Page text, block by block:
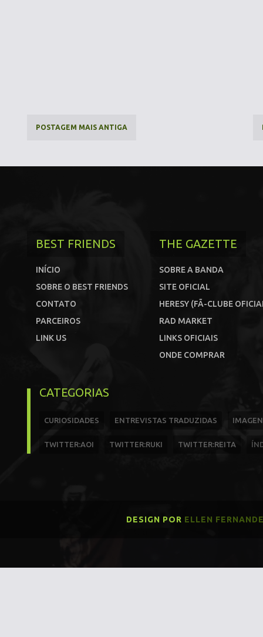
POSTAGEM MAIS ANTIGA
BEST FRIENDS
INÍCIO
SOBRE O BEST FRIENDS
CONTATO
PARCEIROS
LINK US
THE GAZETTE
SOBRE A BANDA
SITE OFICIAL
HERESY (FÃ-CLUBE
RAD MARKET
LINKS OFICIAIS
ONDE COMPRAR
CATEGORIAS
CURIOSIDADES ENTREVISTAS TRADUZIDAS
TWITTER:AOI TWITTER:RUKI TWITTER:REITA
DESIGN POR ELLEN